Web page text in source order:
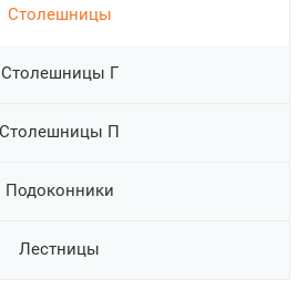
Cтолешницы
Столешницы Г
Столешницы П
Подоконники
Лестницы